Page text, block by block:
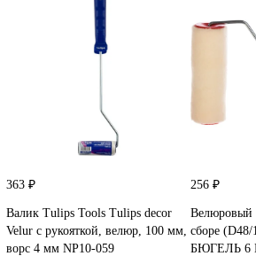
363 ₽
Валик Tulips Tools Tulips decor
Velur с рукояткой, велюр, 100 мм,
ворс 4 мм NP10-059
256 ₽
Велюровый
сборе
БЮГЕЛЬ 6